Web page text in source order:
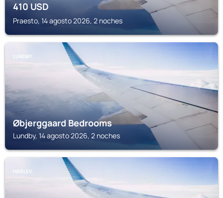
410USD
Praesto, 14 agosto 2026, 2 noches
LUNDBY
Øbjerggaard Bedrooms
Lundby, 14 agosto 2026, 2 noches
HASLEV